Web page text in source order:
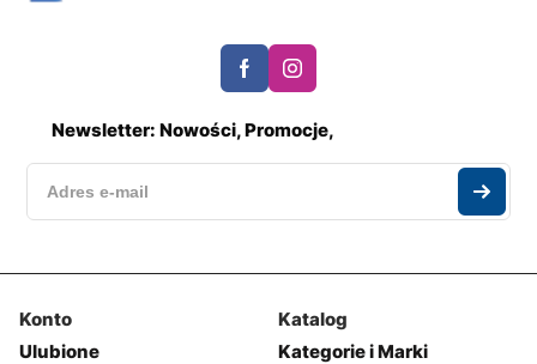
Newsletter: Nowości, Promocje,
Konto
Ulubione
Katalog
Kategorie i Marki